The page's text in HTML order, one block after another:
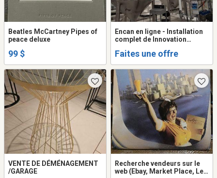
Beatles McCartney Pipes of
peace deluxe
99 $
Encan en ligne - Installation
complet de Innovation
Quebec. Termine le 16
Faites une offre
VENTE DE DÉMÉNAGEMENT
/GARAGE
Recherche vendeurs sur le
web (Ebay, Market Place, Les